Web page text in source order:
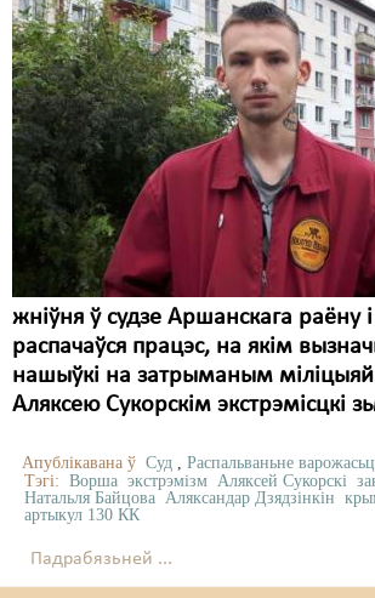
жніўня ў судзе Аршанскага раёну
распачаўся працэс, на якім
нашыўкі на затрыманым
Аляксею Сукорскім экстрэмісцкі
Апублікавана ў Суд
Распальваньне
Тэгі: Ворша экстрэмізм Аляксей Сукорскі
Натальля Байцова Аляксандар Дзядзінкін
артыкул 130 КК
Падрабязьней ...